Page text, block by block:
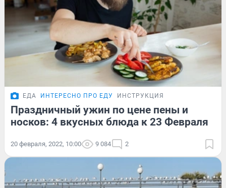
ЕДА ИНТЕРЕСНО ПРО ЕДУ ИНСТРУКЦИЯ
Праздничный ужин по цене пены и
носков: 4 вкусных блюда к 23 Февраля
20 февраля, 2022, 10:00 9 084 2